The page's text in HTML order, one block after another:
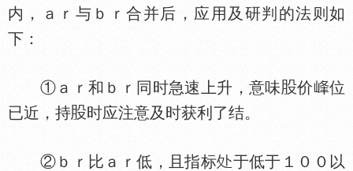
内，ａｒ与ｂｒ合并后，应用及研判的法则如
下：
①ａｒ和ｂｒ同时急速上升，意味 价
位
已近，持
时应注意及时获利了结。
②ｂｒ比ａｒ低，且指标
于低于１００以